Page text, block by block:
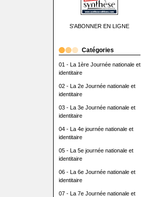
S'ABONNER EN LIGNE
Catégories
01 - La 1ère Journée nationale et
identitaire
02 - La 2e Journée nationale et
identitaire
03 - La 3e Journée nationale et
identitaire
04 - La 4e journée nationale et
identitaire
05 - La 5e journée nationale et
identitaire
06 - La 6e Journée nationale et
identitaire
07 - La 7e Journée nationale et